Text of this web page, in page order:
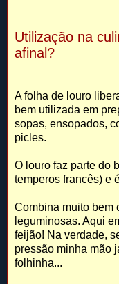
Utilização na
afinal?
A folha de louro
bem utilizada em
sopas, ensopados,
picles.
O louro faz parte do
temperos francês) e
Combina muito bem
leguminosas. Aqui
feijão! Na verdade,
pressão minha mão
folhinha...